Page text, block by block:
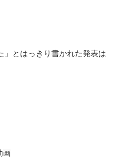
」とはっきり書かれた発表は
画